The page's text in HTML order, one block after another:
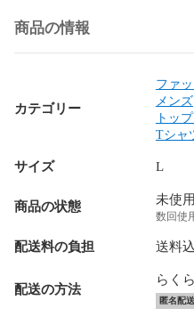
商品の情報
カテゴリー
ファ
メンズ
トッ
Tシャ
サイズ L
商品の状態 未使
数回使
配送料の負担 送料
配送の方法
らく
匿名配送